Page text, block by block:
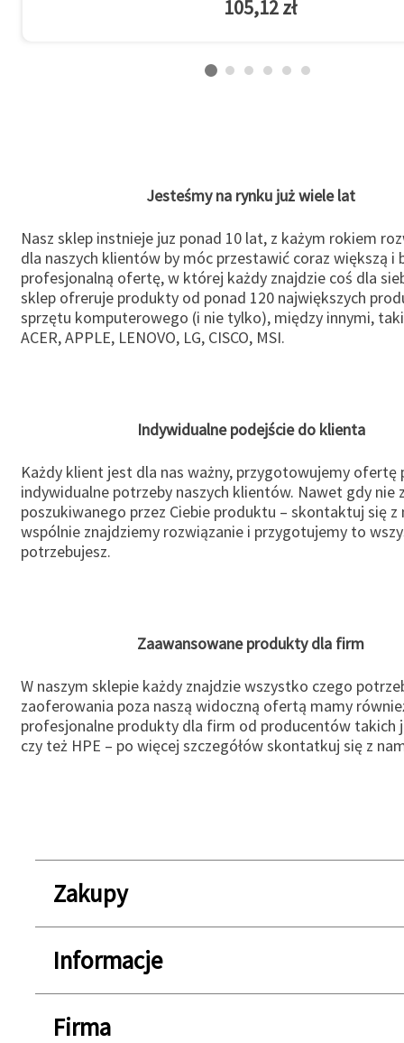
105,12 zł
Jesteśmy na rynku już wiele lat
Nasz sklep instnieje juz ponad 10 lat, z każym rokiem
dla naszych klientów by móc przestawić coraz większą i
profesjonalną ofertę, w której każdy znajdzie coś dla
sklep ofreruje produkty od ponad 120 największych
sprzętu komputerowego (i nie tylko), między innymi,
ACER, APPLE, LENOVO, LG, CISCO, MSI.
Indywidualne podejście do klienta
Każdy klient jest dla nas ważny, przygotowujemy ofertę
indywidualne potrzeby naszych klientów. Nawet gdy nie
poszukiwanego przez Ciebie produktu – skontaktuj się z
wspólnie znajdziemy rozwiązanie i przygotujemy to
potrzebujesz.
Zaawansowane produkty dla firm
W naszym sklepie każdy znajdzie wszystko czego
zaoferowania poza naszą widoczną ofertą mamy
profesjonalne produkty dla firm od producentów takich
czy też HPE – po więcej szczegółów skontatkuj się z
Zakupy
Informacje
Firma